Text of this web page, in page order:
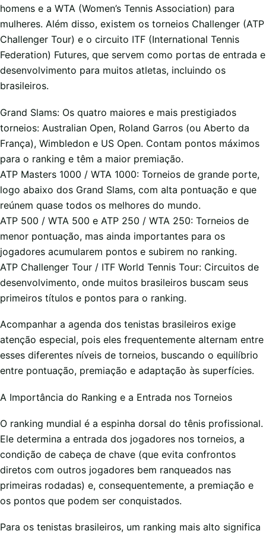
homens e a WTA (Women’s Tennis Association) para
mulheres. Além disso, existem os torneios Challenger (ATP
Challenger Tour) e o circuito ITF (International Tennis
Federation) Futures, que servem como portas de entrada e
desenvolvimento para muitos atletas, incluindo os
brasileiros.
Grand Slams: Os quatro maiores e mais prestigiados
torneios: Australian Open, Roland Garros (ou Aberto da
França), Wimbledon e US Open. Contam pontos máximos
para o ranking e têm a maior premiação.
ATP Masters 1000 / WTA 1000: Torneios de grande porte,
logo abaixo dos Grand Slams, com alta pontuação e que
reúnem quase todos os melhores do mundo.
ATP 500 / WTA 500 e ATP 250 / WTA 250: Torneios de
menor pontuação, mas ainda importantes para os
jogadores acumularem pontos e subirem no ranking.
ATP Challenger Tour / ITF World Tennis Tour: Circuitos de
desenvolvimento, onde muitos brasileiros buscam seus
primeiros títulos e pontos para o ranking.
Acompanhar a agenda dos tenistas brasileiros exige
atenção especial, pois eles frequentemente alternam entre
esses diferentes níveis de torneios, buscando o equilíbrio
entre pontuação, premiação e adaptação às superfícies.
A Importância do Ranking e a Entrada nos Torneios
O ranking mundial é a espinha dorsal do tênis profissional.
Ele determina a entrada dos jogadores nos torneios, a
condição de cabeça de chave (que evita confrontos
diretos com outros jogadores bem ranqueados nas
primeiras rodadas) e, consequentemente, a premiação e
os pontos que podem ser conquistados.
Para os tenistas brasileiros, um ranking mais alto significa